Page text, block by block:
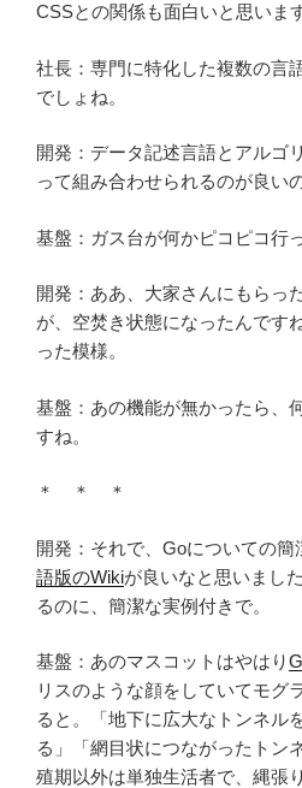
CSSとの関係も面白いと思います
社長：専門に特化した複数の言
でしょね。
開発：データ記述言語とアルゴ
って組み合わせられるのが良い
基盤：ガス台が何かピコピコ行
開発：ああ、大家さんにもらっ
が、空焚き状態になったんです
った模様。
基盤：あの機能が無かったら、
すね。
＊ ＊ ＊
開発：それで、Goについての簡
語版のWikiが良いなと思いまし
るのに、簡潔な実例付きで。
基盤：あのマスコットはやはり
リスのような顔をしていてモグ
ると。「地下に広大なトンネル
る」「網目状につながったトン
殖期以外は単独生活者で、縄張